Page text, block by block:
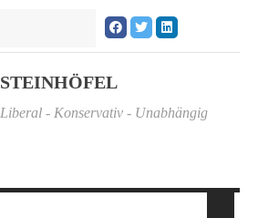
STEINHÖFEL
Liberal - Konservativ - Unabhängig